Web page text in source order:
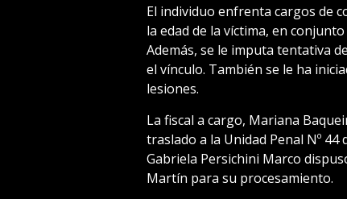
El individuo enfrenta cargos de
la edad de la víctima, en
Además, se le imputa tentativa
el vínculo. También se le ha
lesiones.
La fiscal a cargo, Mariana
traslado a la Unidad Penal Nº
Gabriela Persichini Marco
Martín para su procesamiento.